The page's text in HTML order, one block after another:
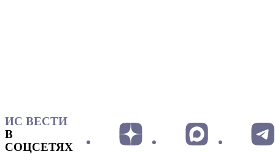
ИС ВЕСТИ
В
СОЦСЕТЯХ